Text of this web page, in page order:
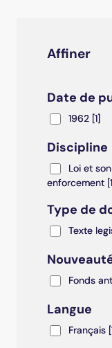
Affiner
Date de
19621962 [1]
Discipline
Loi et son
Loi et
enforcement
Type de
TexteTexte
FondsFonds
Langue
Français
Français